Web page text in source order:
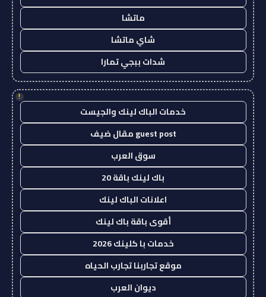
ماتشا
شاي ماتشا
شدات ببجي تمارا
!
خدمات الباك لينك والجيست
guest post مقال ضيف
سوق العرب
باك لينك باقة 20
اعلانات الباك لينك
أقوى باقة باك لينك
خدمات با كلينك 2026
موقع تجاربنا تجارب الحياه
ديوان العرب